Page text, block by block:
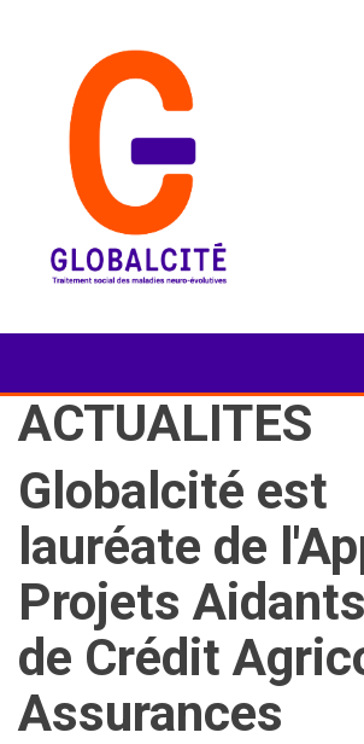
ACTUALITES
Globalcité est
lauréate de
Projets
de Crédit
Assurances